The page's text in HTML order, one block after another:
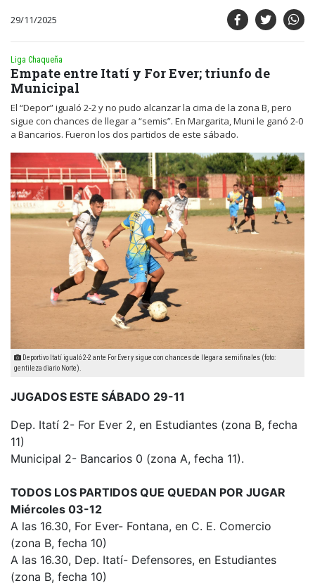
29/11/2025
Liga Chaqueña
Empate entre Itatí y For Ever; triunfo de
Municipal
El “Depor” igualó 2-2 y no pudo alcanzar la cima de la zona B, pero
sigue con chances de llegar a “semis”. En Margarita, Muni le ganó 2-0
a Bancarios. Fueron los dos partidos de este sábado.
Deportivo Itatí igualó 2-2 ante For Ever y sigue con chances de llegar a semifinales (foto:
gentileza diario Norte).
JUGADOS ESTE SÁBADO 29-11
Dep. Itatí 2- For Ever 2, en Estudiantes (zona B, fecha
11)
Municipal 2- Bancarios 0 (zona A, fecha 11).
TODOS LOS PARTIDOS QUE QUEDAN POR JUGAR
Miércoles 03-12
A las 16.30, For Ever- Fontana, en C. E. Comercio
(zona B, fecha 10)
A las 16.30, Dep. Itatí- Defensores, en Estudiantes
(zona B, fecha 10)